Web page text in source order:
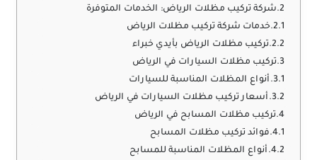
شركة تركيب مظلات الرياض: الخدمات المتوفرة
خدمات شركة تركيب مظلات الرياض
تركيب مظلات الرياض بأيدي خبراء
تركيب مظلات السيارات في الرياض
أنواع المظلات المناسبة للسيارات
أسعار تركيب مظلات السيارات في الرياض
تركيب مظلات المسابح في الرياض
فوائد تركيب مظلات المسابح
أنواع المظلات المناسبة للمسابح